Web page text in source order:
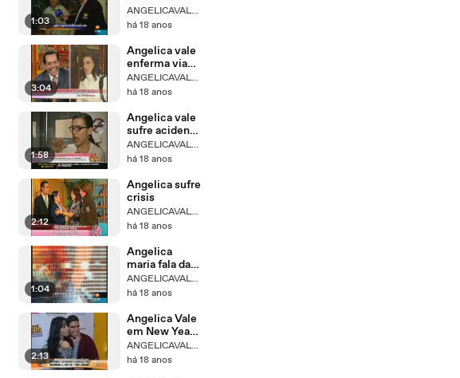
1:03
escena de la
alberca
ANGELICAVALEBRASIL
há 18 anos
3:04
Angelica vale
enferma via
telefonica
ANGELICAVALEBRASIL
há 18 anos
1:58
Angelica vale
sufre acidente
lfmb
ANGELICAVALEBRASIL
há 18 anos
2:12
Angelica sufre
crisis
ANGELICAVALEBRASIL
há 18 anos
1:04
Angelica
maria fala da
cena da
alberca
ANGELICAVALEBRASIL
há 18 anos
2:13
Angelica Vale
em New Year
´s Eve (ensaio)
ANGELICAVALEBRASIL
há 18 anos